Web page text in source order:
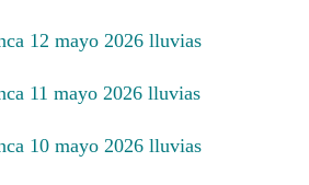
12 mayo 2026 lluvias
11 mayo 2026 lluvias
10 mayo 2026 lluvias